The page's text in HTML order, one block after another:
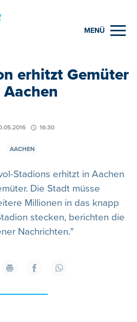
MENÜ
erhitzt Gemüter
Aachen
16:30
AACHEN
Stadions erhitzt in Aachen
Die Stadt müsse
Millionen in das knapp
stecken, berichten die
Nachrichten."